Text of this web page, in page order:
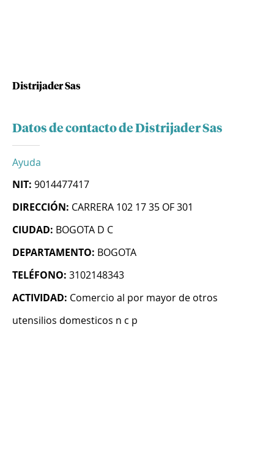
Distrijader Sas
Datos de contacto de Distrijader Sas
Ayuda
NIT: 9014477417
DIRECCIÓN: CARRERA 102 17 35 OF 301
CIUDAD: BOGOTA D C
DEPARTAMENTO: BOGOTA
TELÉFONO: 3102148343
ACTIVIDAD: Comercio al por mayor de otros
utensilios domesticos n c p